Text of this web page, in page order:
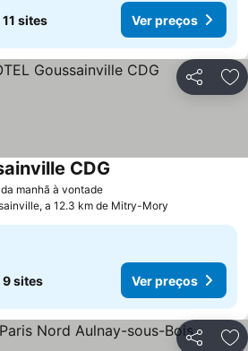
11 sites Ver preços
Partilhar
manhã à vontade
CDG
a 12.3 km de Mitry-Mory
9 sites Ver preços
Partilhar